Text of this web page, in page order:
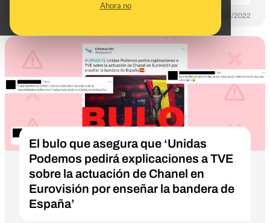
Ahora no
18/05/2022
El bulo que asegura que ‘Unidas
Podemos pedirá explicaciones a TVE
sobre la actuación de Chanel en
Eurovisión por enseñar la bandera de
España’